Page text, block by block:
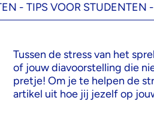
VOOR STUDENTEN -TIPS
Tussen de stress van het
of jouw diavoorstelling die
pretje! Om je te helpen de
artikel uit hoe jij jezelf op